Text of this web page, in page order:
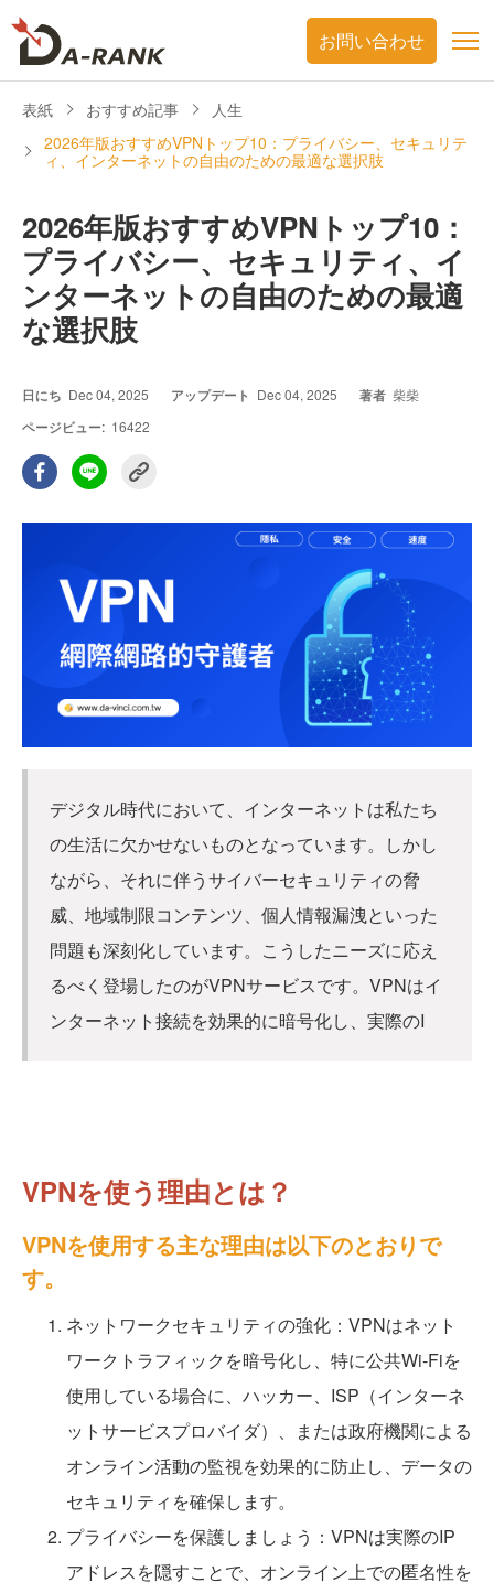
お問い合わせ
表紙 おすすめ記事
人生
2026年版おすすめVPNトップ10：プライバシー、セキュリテ
ィ、インターネットの自由のための最適な選択肢
2026年版おすすめVPNトップ10：
プライバシー、セキュリティ、イ
ンターネットの自由のための最適
な選択肢
日にち Dec 04, 2025 アップデート Dec 04, 2025 著者 柴柴
ページビュー: 16422
デジタル時代において、インターネットは私たち
の生活に欠かせないものとなっています。しかし
ながら、それに伴うサイバーセキュリティの脅
威、地域制限コンテンツ、個人情報漏洩といった
問題も深刻化しています。こうしたニーズに応え
るべく登場したのがVPNサービスです。VPNはイ
ンターネット接続を効果的に暗号化し、実際のI
VPNを使う理由とは？
VPNを使用する主な理由は以下のとおりで
す。
ネットワークセキュリティの強化：VPNはネット
ワークトラフィックを暗号化し、特に公共Wi-Fiを
使用している場合に、ハッカー、ISP（インターネ
ットサービスプロバイダ）、または政府機関による
オンライン活動の監視を効果的に防止し、データの
セキュリティを確保します。
プライバシーを保護しましょう：VPNは実際のIP
アドレスを隠すことで、オンライン上での匿名性を